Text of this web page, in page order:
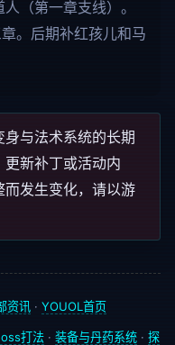
（第一章支线）。
。后期补红孩儿和马
与法术系统的长期
新补丁或活动内
发生变化，请以游
资讯· YOUOL首页
打法 · 装备与丹药系统 · 探